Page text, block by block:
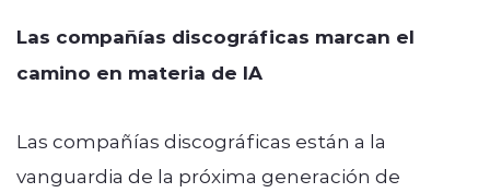
Las compañías discográficas marcan el
camino en materia de IA
Las compañías discográficas están a la
vanguardia de la próxima generación de